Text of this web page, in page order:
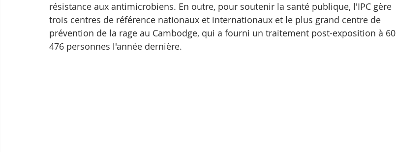
résistance aux antimicrobiens. En outre, pour soutenir la santé publique, l'IPC gère
trois centres de référence nationaux et internationaux et le plus grand centre de
prévention de la rage au Cambodge, qui a fourni un traitement post-exposition à 60
476 personnes l'année dernière.